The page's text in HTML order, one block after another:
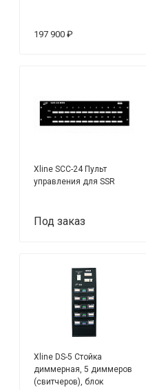
197 900 ₽
Xline SCC-24 Пульт
управления для SSR
Под заказ
Xline DS-5 Стойка
диммерная, 5 диммеров
(свитчеров), блок